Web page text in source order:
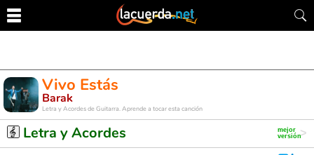
Vivo Estás
Barak
Letra y Acordes de Guitarra. Aprende a tocar esta canción
Letra y Acordes